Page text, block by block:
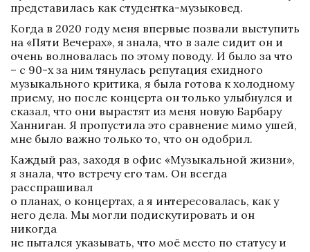
представилась как студентка-музыковед.
Когда в 2020 году меня впервые позвали выступить
на «Пяти Вечерах», я знала, что в зале сидит он и
очень волновалась по этому поводу. И было за что
– с 90-х за ним тянулась репутация ехидного
музыкального критика, я была готова к холодному
приему, но после концерта он только улыбнулся и
сказал, что они вырастят из меня новую Барбару
Ханниган. Я пропустила это сравнение мимо ушей,
мне было важно только то, что он одобрил.
Каждый раз, заходя в офис «Музыкальной жизни»,
я знала, что встречу его там. Он всегда
расспрашивал
о планах, о концертах, а я интересовалась, как у
него дела. Мы могли подискутировать и он
никогда
не пытался указывать, что моё место по статусу и